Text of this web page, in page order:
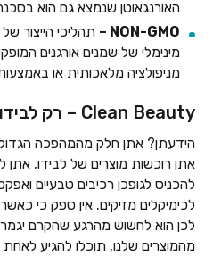
האורנגאוטן שנמצא גם הוא
NON-GMO –
תהליכי הייצור
מינימלי של שמנים אורגנים
מניפולציה מלאכותית או
Clean Beauty – רק לבידו
הידעתן? אתן חלק מהמהפכה
אתן רוכשות מוצרים של לבידו, אתן
להכניס לגופכן רכיבים טבעיים
לכימיקלים מזיקים. אין ספק כי
לכן הוא לחשוש מהרגע שהקרם
מהמוצרים שלנו, תוכלו להגיע לאחת